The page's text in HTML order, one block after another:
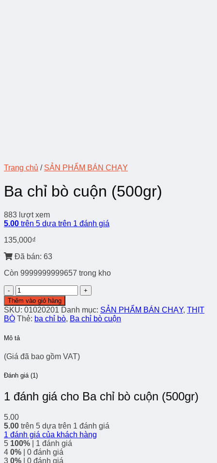
Trang chủ / SẢN PHẨM BÁN CHẠY
Ba chỉ bò cuộn (500gr)
883 lượt xem
5.00 trên 5 dựa trên 1 đánh giá
135,000₫
Đã bán: 63
Còn 9999999999657 trong kho
Ba
chỉ
bò
cuộn
(500gr)
lượng
Thêm vào giỏ hàng
SKU: 01020201 Danh mục: SẢN PHẨM BÁN CHẠY, THỊT
BÒ Thẻ: ba chỉ bò, Ba chỉ bò cuộn
Mô tả
(Giá đã bao gồm VAT)
Đánh giá (1)
1 đánh giá cho Ba chỉ bò cuộn (500gr)
5.00
5.00 trên 5 dựa trên 1 đánh giá
1 đánh giá của khách hàng
5 100% | 1 đánh giá
4 0% | 0 đánh giá
3 0% | 0 đánh giá